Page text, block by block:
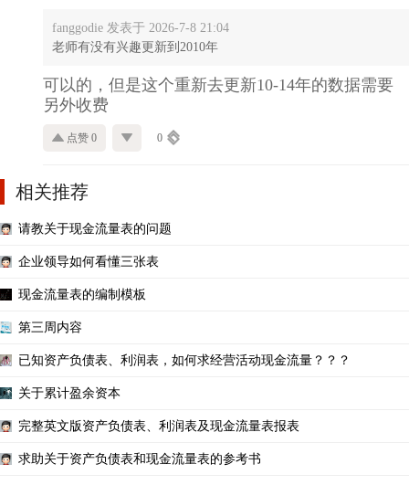
fanggodie 发表于 2026-7-8 21:04
老师有没有兴趣更新到2010年
可以的，但是这个重新去更新10-14年的数据需要
另外收费
点赞 0 0
相关推荐
请教关于现金流量表的问题
企业领导如何看懂三张表
现金流量表的编制模板
第三周内容
已知资产负债表、利润表，如何求经营活动现金流量？？？
关于累计盈余资本
完整英文版资产负债表、利润表及现金流量表报表
求助关于资产负债表和现金流量表的参考书